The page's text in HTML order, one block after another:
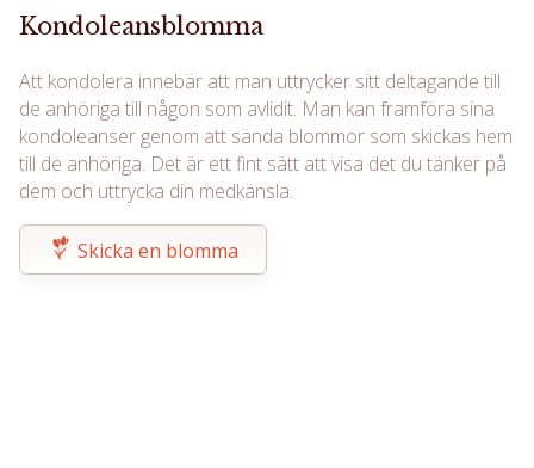
Kondoleansblomma
Att kondolera innebär att man uttrycker sitt deltagande till
de anhöriga till någon som avlidit. Man kan framföra sina
kondoleanser genom att sända blommor som skickas hem
till de anhöriga. Det är ett fint sätt att visa det du tänker på
dem och uttrycka din medkänsla.
Skicka en blomma